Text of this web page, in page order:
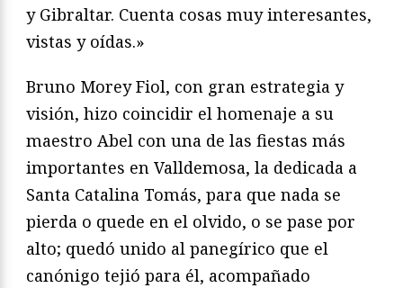
y Gibraltar. Cuenta cosas muy interesantes,
vistas y oídas.»
Bruno Morey Fiol, con gran estrategia y
visión, hizo coincidir el homenaje a su
maestro Abel con una de las fiestas más
importantes en Valldemosa, la dedicada a
Santa Catalina Tomás, para que nada se
pierda o quede en el olvido, o se pase por
alto; quedó unido al panegírico que el
canónigo tejió para él, acompañado